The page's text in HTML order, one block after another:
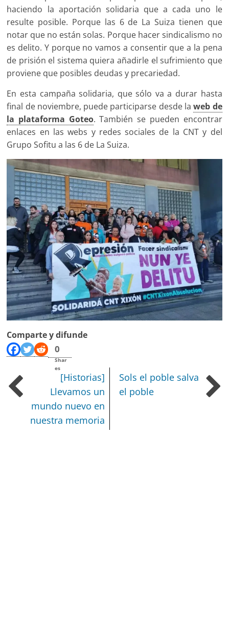
haciendo la aportación solidaria que a cada uno le
resulte posible. Porque las 6 de La Suiza tienen que
notar que no están solas. Porque hacer sindicalismo no
es delito. Y porque no vamos a consentir que a la pena
de prisión el sistema quiera añadirle el sufrimiento que
proviene que posibles deudas y precariedad.
En esta campaña solidaria, que sólo va a durar hasta
final de noviembre, puede participarse desde laweb de
la plataforma Goteo. También se pueden encontrar
enlaces en las webs y redes sociales de la CNT y del
Grupo Sofitu a las 6 de La Suiza.
Comparte y difunde
0
Shar
es
[Historias]
Llevamos un
mundo nuevo en
nuestra memoria
Sols el poble salva
el poble